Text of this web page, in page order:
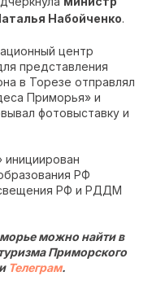
Набойченко.
центр
представления
в Торезе отправлял
Приморья» и
фотовыставку и
инициирован
РФ
РФ и РДДМ
можно найти в
Приморского
Телеграм.